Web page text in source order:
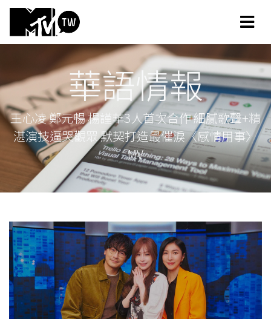
華語情報
王心凌 鄭元暢 楊謹華3人首次合作 細膩歌聲+精
湛演技逼哭觀眾 默契打造最催淚〈感情用事〉
MV